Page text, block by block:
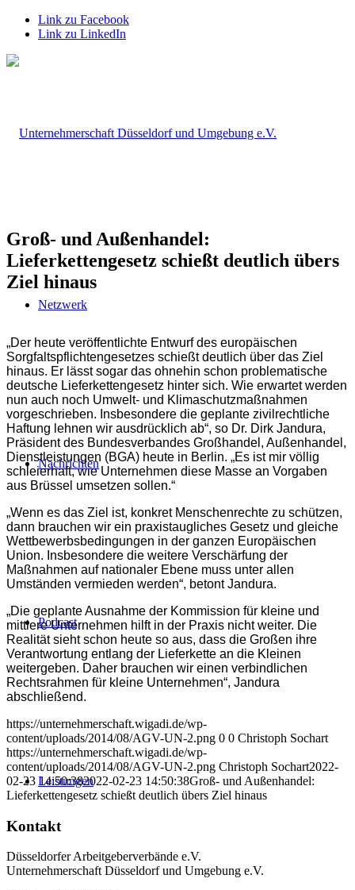
Link zu Facebook
Link zu LinkedIn
Netzwerk
Nachrichten
Podcast
Leistungen
Groß- und Außenhandel:
Lieferkettengesetz schießt deutlich übers
Ziel hinaus
„Der heute veröffentlichte Entwurf des europäischen
Sorgfaltspflichtengesetzes schießt deutlich über das Ziel
hinaus. Er lässt sogar das ohnehin schon problematische
deutsche Lieferkettengesetz hinter sich. Wie erwartet werden
nun auch noch Umwelt- und Klimaschutzmaßnahmen
vorgeschrieben. Insbesondere die geplante zivilrechtliche
Haftung lehnen wir ausdrücklich ab“, so Dr. Dirk Jandura,
Präsident des Bundesverbandes Großhandel, Außenhandel,
Dienstleistungen (BGA) heute in Berlin. „Es ist mir völlig
schleierhaft, wie Unternehmen diese Masse an Vorgaben
aus Brüssel umsetzen sollen.“
„Wenn es das Ziel ist, konkret Menschenrechte zu schützen,
dann brauchen wir ein praxistaugliches Gesetz und gleiche
Wettbewerbsbedingungen in der ganzen Europäischen
Union. Insbesondere die weitere Verschärfung der
Maßnahmen auf nationaler Ebene muss unter allen
Umständen vermieden werden“, betont Jandura.
„Die geplante Ausnahme der Kommission für kleine und
mittlere Unternehmen hilft in der Praxis nicht weiter. Die
Realität sieht schon heute so aus, dass die Großen ihre
Verantwortung entlang der Lieferkette an die Kleinen
weitergeben. Daher brauchen wir einen verbindlichen
Rechtsrahmen für kleine Unternehmen“, Jandura
abschließend.
https://unternehmerschaft.wigadi.de/wp-
content/uploads/2014/08/AGV-UN-2.png 0 0 Christoph Sochart
https://unternehmerschaft.wigadi.de/wp-
content/uploads/2014/08/AGV-UN-2.png Christoph Sochart2022-
02-23 14:50:382022-02-23 14:50:38Groß- und Außenhandel:
Lieferkettengesetz schießt deutlich übers Ziel hinaus
Kontakt
Düsseldorfer Arbeitgeberverbände e.V.
Unternehmerschaft Düsseldorf und Umgebung e.V.